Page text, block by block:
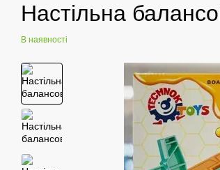
Настільна
В наявності